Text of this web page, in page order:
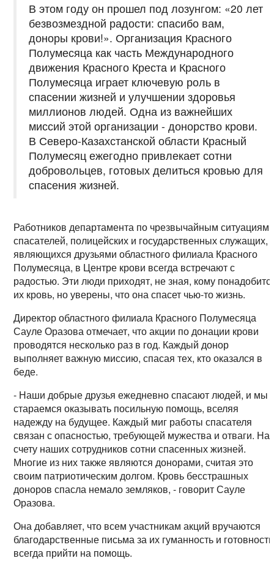
В этом году он прошел под лозунгом: «20 лет
безвозмездной радости: спасибо вам,
доноры крови!». Организация Красного
Полумесяца как часть Международного
движения Красного Креста и Красного
Полумесяца играет ключевую роль в
спасении жизней и улучшении здоровья
миллионов людей. Одна из важнейших
миссий этой организации - донорство крови.
В Северо-Казахстанской области Красный
Полумесяц ежегодно привлекает сотни
добровольцев, готовых делиться кровью для
спасения жизней.
Работников департамента по чрезвычайным ситуациям,
спасателей, полицейских и государственных служащих,
являющихся друзьями областного филиала Красного
Полумесяца, в Центре крови всегда встречают с
радостью. Эти люди приходят, не зная, кому
их кровь, но уверены, что она спасет чью-то жизнь.
Директор областного филиала Красного Полумесяца
Сауле Оразова отмечает, что акции по донации крови
проводятся несколько раз в год. Каждый донор
выполняет важную миссию, спасая тех, кто оказался в
беде.
- Наши добрые друзья ежедневно спасают людей, и мы
стараемся оказывать посильную помощь, вселяя
надежду на будущее. Каждый миг работы спасателя
связан с опасностью, требующей мужества и отваги. На
счету наших сотрудников сотни спасенных жизней.
Многие из них также являются донорами, считая это
своим патриотическим долгом. Кровь бесстрашных
доноров спасла немало земляков, - говорит Сауле
Оразова.
Она добавляет, что всем участникам акций вручаются
благодарственные письма за их гуманность и готовность
всегда прийти на помощь.